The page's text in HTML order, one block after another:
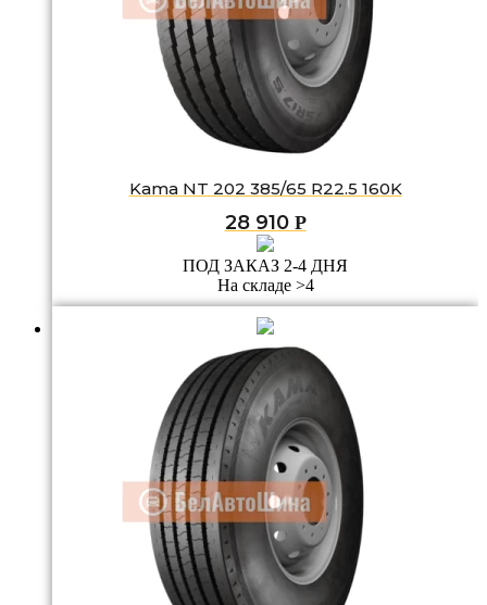
Kama NT 202 385/65 R22.5 160K
28 910 Р
ПОД ЗАКАЗ 2-4 ДНЯ
На складе >4